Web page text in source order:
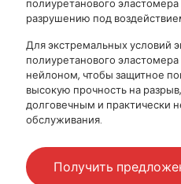
полиуретанового
разрушению под
Для экстремальных условий
полиуретанового
нейлоном, чтобы защитное
высокую прочность на
долговечным и практически
обслуживания.
Получить